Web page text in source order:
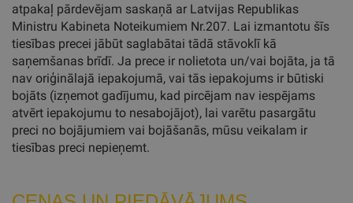
atpakaļ pārdevējam saskaņā ar Latvijas Republikas
Ministru Kabineta Noteikumiem Nr.207. Lai izmantotu šīs
tiesības precei jābūt saglabātai tādā stāvoklī kā
saņemšanas brīdī. Ja prece ir nolietota un/vai bojāta, ja tā
nav oriģinālajā iepakojumā, vai tās iepakojums ir būtiski
bojāts (izņemot gadījumu, kad pircējam nav iespējams
atvērt iepakojumu to nesabojājot), lai varētu pasargātu
preci no bojājumiem vai bojāšanās, mūsu veikalam ir
tiesības preci nepieņemt.